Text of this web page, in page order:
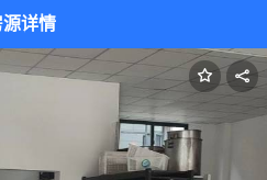
源详情